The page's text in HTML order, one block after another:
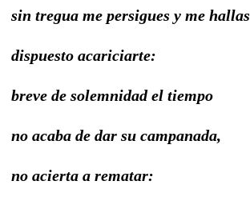
sin tregua me persigues y me hallas
dispuesto acariciarte:
breve de solemnidad el tiempo
no acaba de dar su campanada,
no acierta a rematar: